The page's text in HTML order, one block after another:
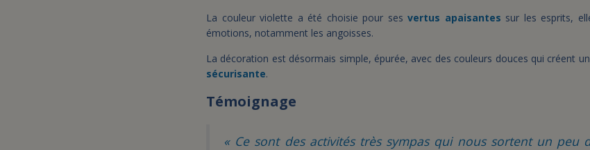
La couleur violette a été choisie pour ses vertus apaisantes sur les esprits,
émotions, notamment les angoisses.
La décoration est désormais simple, épurée, avec des couleurs douces qui créent
sécurisante.
Témoignage
« Ce sont des activités très sympas qui nous sortent un peu